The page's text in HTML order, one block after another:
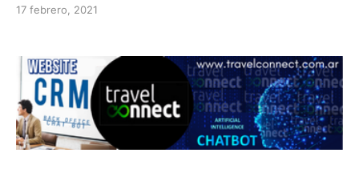
17 febrero, 2021